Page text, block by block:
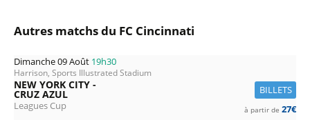
Autres matchs du FC Cincinnati
Dimanche 09 Août 19h30
Harrison, Sports Illustrated Stadium
BILLETS
NEW YORK CITY -
CRUZ AZUL
Leagues Cup à partir de 27€